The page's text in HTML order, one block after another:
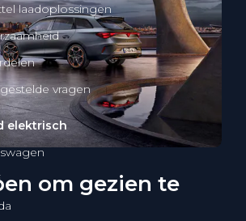
laadoplossingen
vragen
elektrisch
om gezien te